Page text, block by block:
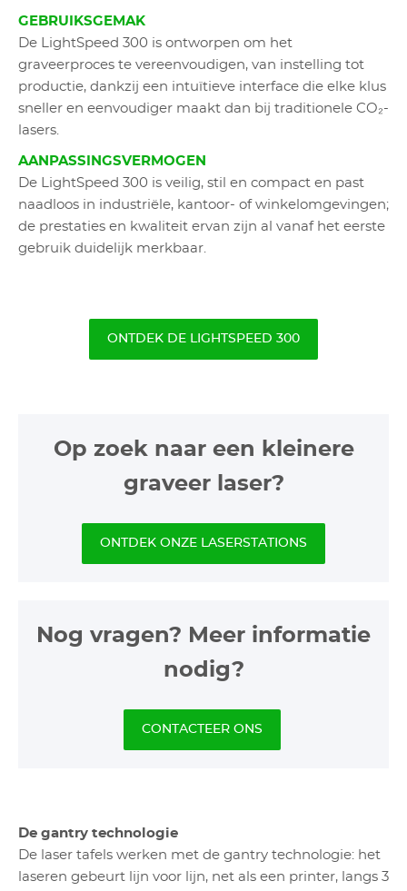
GEBRUIKSGEMAK
De LightSpeed 300 is ontworpen om het
graveerproces te vereenvoudigen, van instelling tot
productie, dankzij een intuïtieve interface die elke klus
sneller en eenvoudiger maakt dan bij traditionele CO₂-
lasers.
AANPASSINGSVERMOGEN
De LightSpeed 300 is veilig, stil en compact en past
naadloos in industriële, kantoor- of winkelomgevingen;
de prestaties en kwaliteit ervan zijn al vanaf het eerste
gebruik duidelijk merkbaar.
ONTDEK DE LIGHTSPEED 300
Op zoek naar een kleinere
graveer laser?
ONTDEK ONZE LASERSTATIONS
Nog vragen? Meer informatie
nodig?
CONTACTEER ONS
De gantry technologie
De laser tafels werken met de gantry technologie: het
laseren gebeurt lijn voor lijn, net als een printer, langs 3